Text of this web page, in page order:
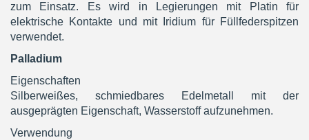
zum Einsatz. Es wird in Legierungen mit Platin für
elektrische Kontakte und mit Iridium für Füllfederspitzen
verwendet.
Palladium
Eigenschaften
Silberweißes, schmiedbares Edelmetall mit der
ausgeprägten Eigenschaft, Wasserstoff aufzunehmen.
Verwendung